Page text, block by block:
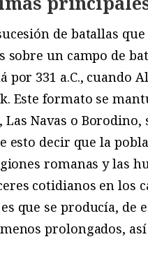
de batallas
sobre un campo de
331 a.C., cuando
Este formato se
Navas o
esto decir que la
romanas y las
cotidianos en los
que se producía, de
prolongados,